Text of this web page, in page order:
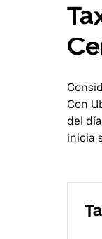
Con
del
inicia